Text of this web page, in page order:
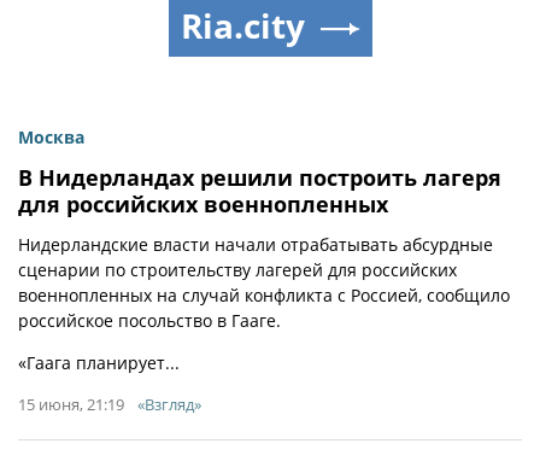
Москва
В Нидерландах решили построить лагеря
для российских военнопленных
Нидерландские власти начали отрабатывать абсурдные
сценарии по строительству лагерей для российских
военнопленных на случай конфликта с Россией, сообщило
российское посольство в Гааге.
«Гаага планирует...
15 июня, 21:19 «Взгляд»
Ria.city